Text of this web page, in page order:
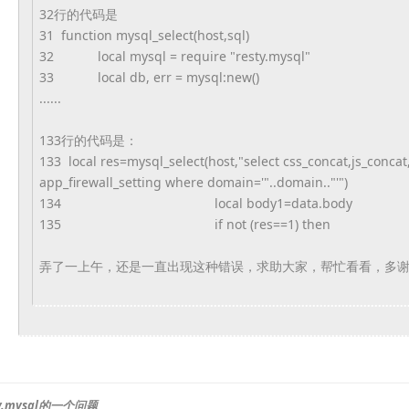
32行的代码是
31 function mysql_select(host,sql)
32
local mysql = require "resty.mysql"
33
local db, err = mysql:new()
......
133行的代码是：
133 local res=mysql_select(host,"select
app_firewall_setting where domain='"..domain.."'")
134
local body1=data.body
135
if not (res==1) then
弄了一上午，还是一直出现这种错误，求助大家，帮忙看看， 多
的一个问题